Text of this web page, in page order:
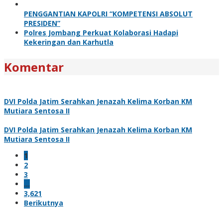
PENGGANTIAN KAPOLRI “KOMPETENSI ABSOLUT
PRESIDEN”
Polres Jombang Perkuat Kolaborasi Hadapi
Kekeringan dan Karhutla
Komentar
DVI Polda Jatim Serahkan Jenazah Kelima Korban KM
Mutiara Sentosa II
DVI Polda Jatim Serahkan Jenazah Kelima Korban KM
Mutiara Sentosa II
1
2
3
…
3,621
Berikutnya